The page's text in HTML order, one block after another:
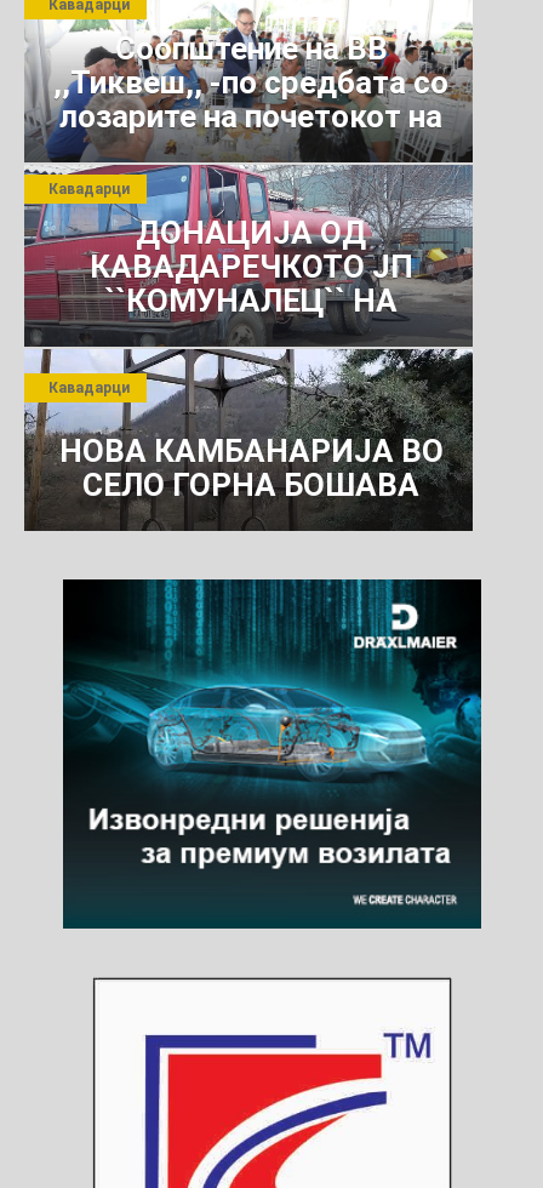
Соопштение на ВВ
,,Тиквеш,, -по средбата со
лозарите на почетокот на
јули 2026 г.
Кавадарци
ДОНАЦИЈА ОД
КАВАДАРЕЧКОТО ЈП
``КОМУНАЛЕЦ`` НА
РОСОМАНСКОТО ЈАВНО
ПРЕТПРИЈАТИЕ ЗА
КОМУНАЛНО УСЛУГИ
Кавадарци
НОВА КАМБАНАРИЈА ВО
СЕЛО ГОРНА БОШАВА
Кавадарци